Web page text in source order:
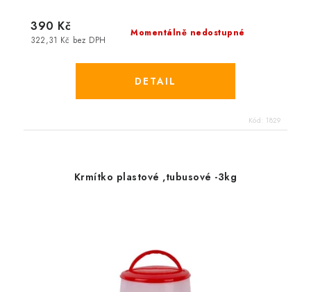
Momentálně nedostupné
322,31 Kč bez DPH
390 Kč
Kód: 1829
Krmítko plastové ,tubusové -3kg